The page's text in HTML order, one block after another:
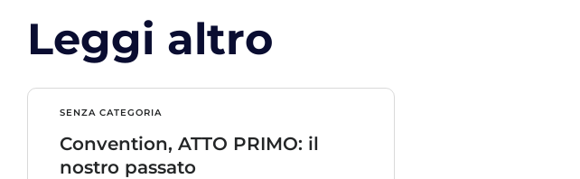
Leggi altro
SENZA CATEGORIA
Convention, ATTO PRIMO: il
nostro passato